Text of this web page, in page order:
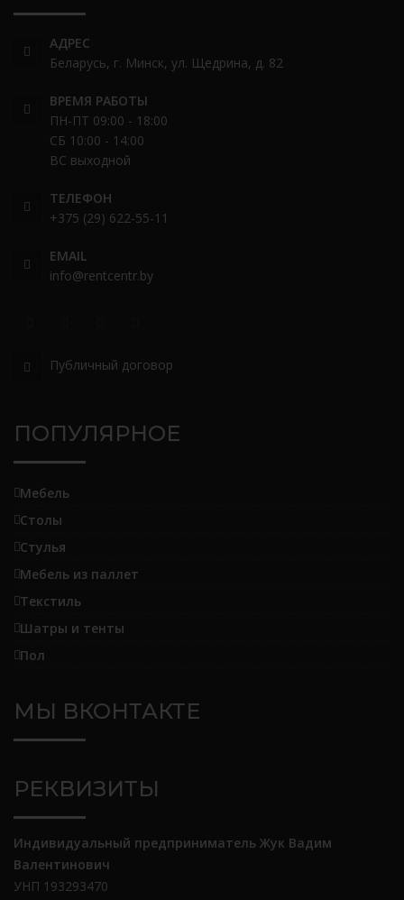
АДРЕС
Беларусь, г. Минск, ул. Щедрина, д. 82
ВРЕМЯ РАБОТЫ
ПН-ПТ 09:00 - 18:00
СБ 10:00 - 14:00
ВС выходной
ТЕЛЕФОН
+375 (29) 622-55-11
EMAIL
info@rentcentr.by
Публичный договор
ПОПУЛЯРНОЕ
Мебель
Столы
Стулья
Мебель из паллет
Текстиль
Шатры и тенты
Пол
МЫ ВКОНТАКТЕ
РЕКВИЗИТЫ
Индивидуальный предприниматель Жук Вадим
Валентинович
УНП 193293470